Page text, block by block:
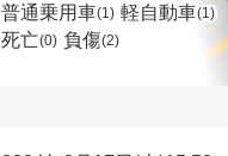
普通乗用車(1) 軽自動車(1)
死亡(0) 負傷(2)